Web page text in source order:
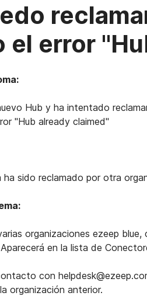
el error
Hub y ha intentado
"Hub already claimed"
ha sido reclamado por otra
organizaciones ezeep
en la lista de
con
organización anterior.